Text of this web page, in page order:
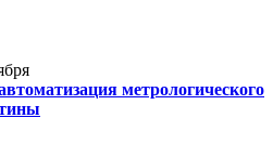
метрологического